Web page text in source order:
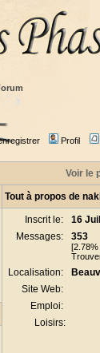
Profil
Voir le
Tout à propos de nakl
Inscrit le:
16
Messages:
353
Localisation:
Site Web:
Emploi:
Loisirs: